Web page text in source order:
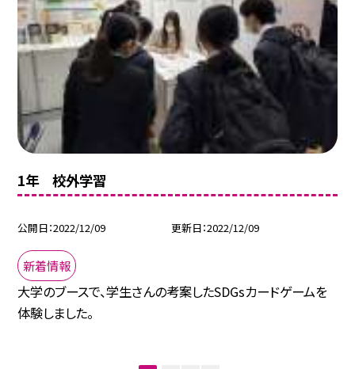
1年 校外学習
公開日 2022/12/09 更新日 2022/12/09
新着情報
大学のブースで、学生さんの考案したSDGsカードゲームを
体験しました。